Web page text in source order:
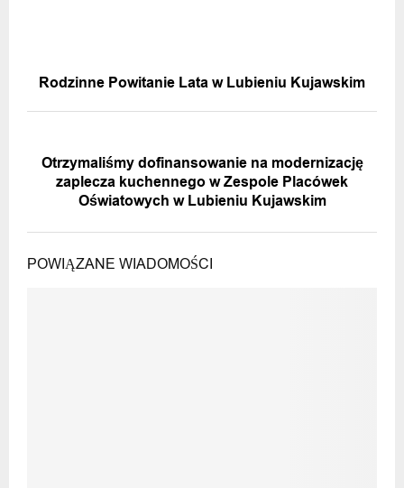
Rodzinne Powitanie Lata w Lubieniu Kujawskim
Otrzymaliśmy dofinansowanie na modernizację
zaplecza kuchennego w Zespole Placówek
Oświatowych w Lubieniu Kujawskim
POWIĄZANE WIADOMOŚCI